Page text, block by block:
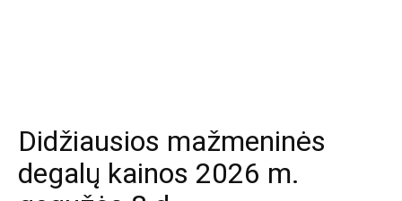
Didžiausios mažmeninės
degalų kainos 2026 m.